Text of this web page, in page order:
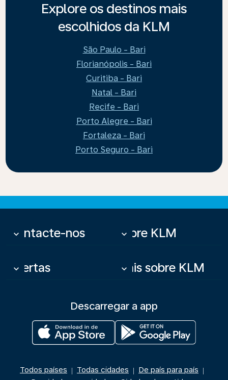
Explore os destinos mais
escolhidos da KLM
São Paulo - Bari
Florianópolis - Bari
Curitiba - Bari
Natal - Bari
Recife - Bari
Porto Alegre - Bari
Fortaleza - Bari
Porto Seguro - Bari
Contacte-nos
keyboard_arrow_down Sobre KLM
keyboard_arrow_down
Ofertas
keyboard_arrow_down Mais sobre KLM
keyboard_arrow_down
Descarregar a app
Todos países | Todas cidades | De país para país |